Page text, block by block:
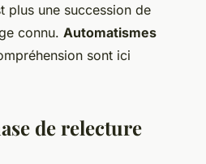
plus une succession de
connu. Automatismes
sont ici
de relecture